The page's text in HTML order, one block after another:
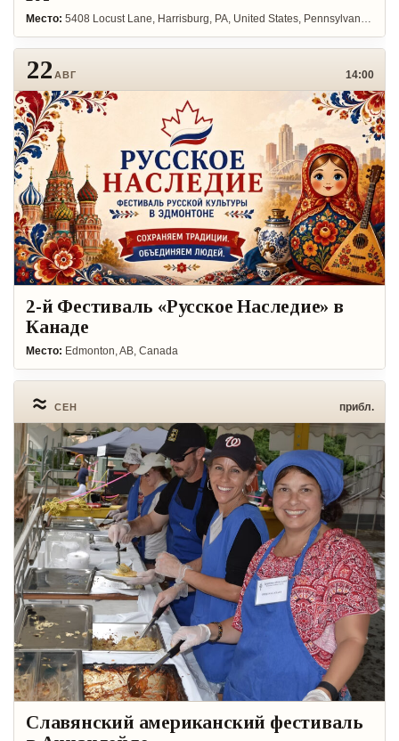
Место: 5408 Locust Lane, Harrisburg, PA, United States, Pennsylvania 17109
22 АВГ 14:00
2-й Фестиваль «Русское Наследие» в
Канаде
Место: Edmonton, AB, Canada
≈ СЕН прибл.
Славянский американский фестиваль